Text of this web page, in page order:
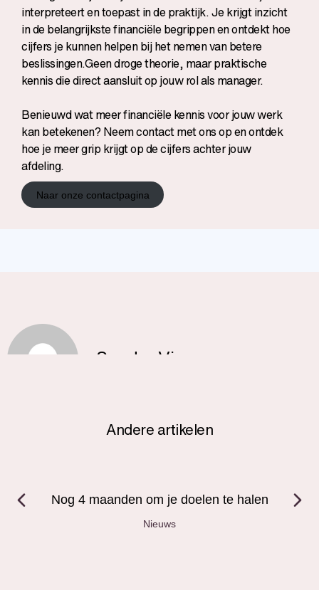
interpreteert en toepast in de praktijk. Je krijgt inzicht
in de belangrijkste financiële begrippen en ontdekt hoe
cijfers je kunnen helpen bij het nemen van betere
beslissingen.Geen droge theorie, maar praktische
kennis die direct aansluit op jouw rol als manager.
Benieuwd wat meer financiële kennis voor jouw werk
kan betekenen? Neem contact met ons op en ontdek
hoe je meer grip krijgt op de cijfers achter jouw
afdeling.
Naar onze contactpagina
Sander Visser
Andere artikelen
Nog 4 maanden om je doelen te halen
Nieuws